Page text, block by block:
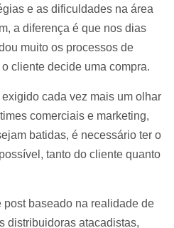
e as dificuldades na área
a diferença é que nos dias
muito os processos de
cliente decide uma compra.
cada vez mais um olhar
comerciais e marketing,
batidas, é necessário ter o
tanto do cliente quanto
post baseado na realidade de
distribuidoras atacadistas,